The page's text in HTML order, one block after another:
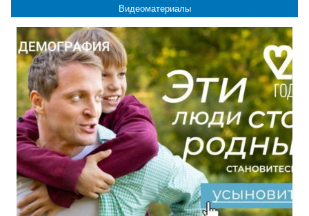
Видеоматериалы